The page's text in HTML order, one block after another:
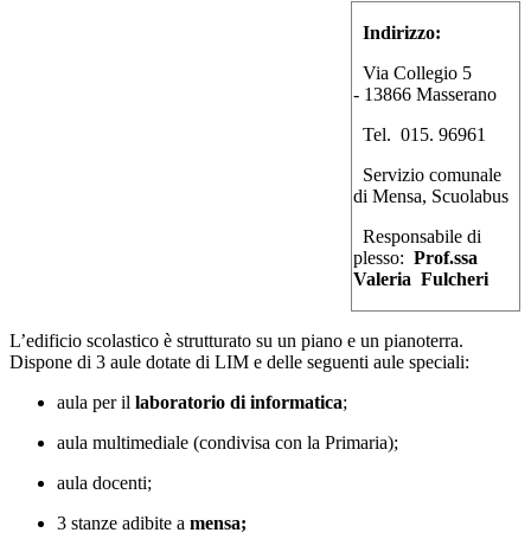
Indirizzo:
Via Collegio 5
- 13866 Masserano
Tel. 015. 96961
Servizio comunale
di Mensa, Scuolabus
Responsabile di
plesso: Prof.ssa
Valeria Fulcheri
L’edificio scolastico è strutturato su un piano e un pianoterra.
Dispone di 3 aule dotate di LIM e delle seguenti aule speciali:
aula per il laboratorio di informatica;
aula multimediale (condivisa con la Primaria);
aula docenti;
3 stanze adibite a mensa;